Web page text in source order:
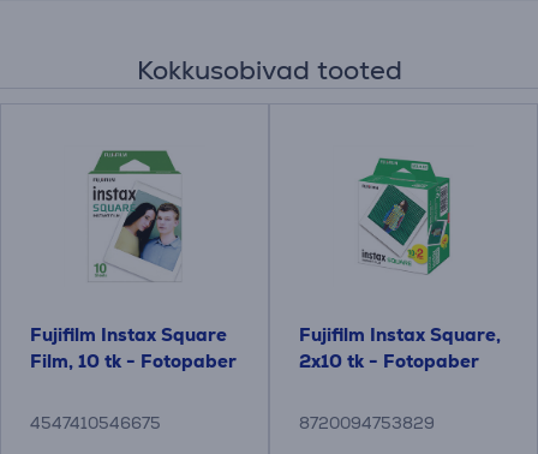
Kokkusobivad tooted
Fujifilm Instax Square
Film, 10 tk - Fotopaber
4547410546675
Fujifilm Instax Square,
2x10 tk - Fotopaber
8720094753829